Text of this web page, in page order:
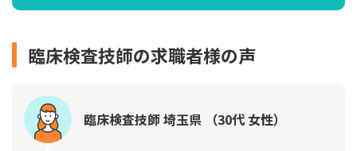
臨床検査技師の求職者様の声
臨床検査技師 埼玉県 （30代 女性）